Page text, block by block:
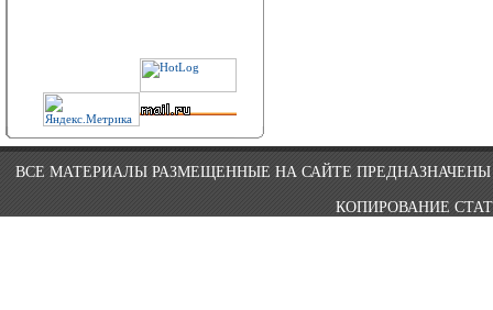
ВСЕ МАТЕРИАЛЫ РАЗМЕЩЕННЫЕ НА САЙТЕ
КОПИРОВАНИЕ